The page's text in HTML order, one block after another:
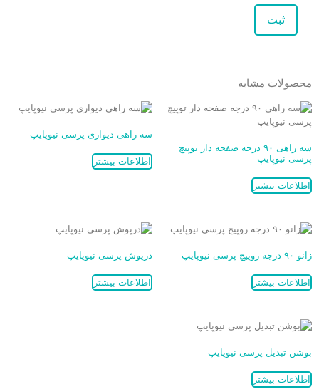
محصولات مشابه
سه راهی ۹۰ درجه صفحه دار توپیچ
پرسی نیوپایپ
اطلاعات بیشتر
سه راهی دیواری پرسی نیوپایپ
اطلاعات بیشتر
زانو ۹۰ درجه روپیچ پرسی نیوپایپ
اطلاعات بیشتر
درپوش پرسی نیوپایپ
اطلاعات بیشتر
بوشن تبدیل پرسی نیوپایپ
اطلاعات بیشتر